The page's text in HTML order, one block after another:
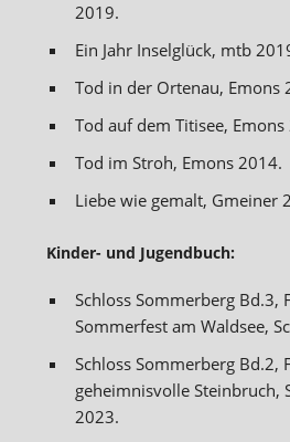
2019.
Ein Jahr Inselglück, mtb
Tod in der Ortenau, Emons
Tod auf dem Titisee, Emons
Tod im Stroh, Emons 2014.
Liebe wie gemalt, Gmeiner
Kinder- und Jugendbuch:
Schloss Sommerberg Bd.3,
Sommerfest am Waldsee,
Schloss Sommerberg Bd.2,
geheimnisvolle Steinbruch,
2023.